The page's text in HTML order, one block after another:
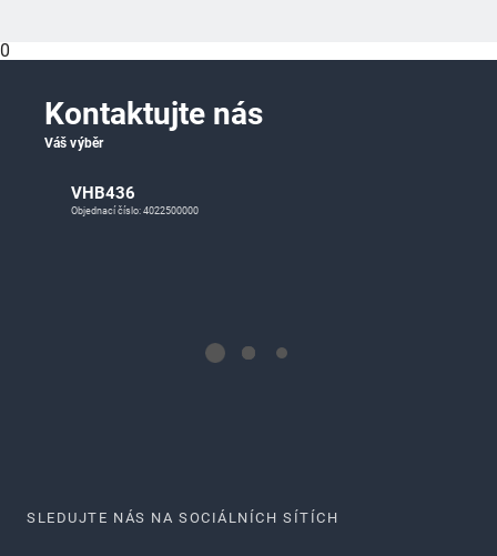
0
Kontaktujte nás
Váš výběr
VHB436
Objednací číslo: 4022500000
SLEDUJTE NÁS NA SOCIÁLNÍCH SÍTÍCH